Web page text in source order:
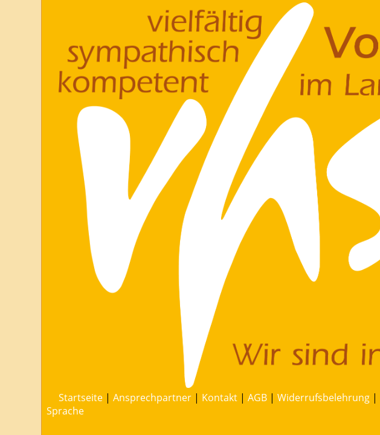
Startseite| Ansprechpartner| Kontakt| AGB| Widerrufsbelehrung|
Sprache